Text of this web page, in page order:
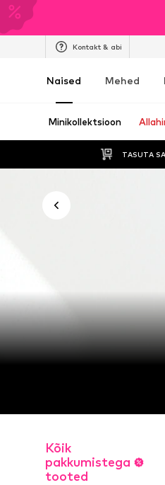
Kontakt & abi
Naised Mehed
Minikollektsioon
TASUTA
Kõik
pakkumistega
tooted